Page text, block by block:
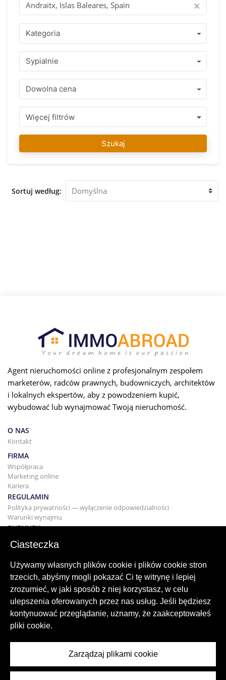
chwili, jeśli masz pytania. Znalezienie Twojego
wymarzonego domu to nasza pasja! Dlaczego warto kupić
poprzez IMMO Abroad? Skorzystaj z ponad 15-letnegodo
świadczenia z zespołem specjalistow, którzy mówią w
Twoim języku i swietnie znaja zasady i reguły obowiązujące
w kraju, w którym chcesz kupić swó nieruchomość. Zakres
zadbanych nieruchomość w Andraitx, Islas Baleares, Spain
lub w bezpośredniej okolicy z uczciwą porada prfesjonalisty
gwarantuje podjecie prawidlowej decyzji. Po znalezieniu
swojego ulubionego nieruchomość można na nas liczyć aby
zakupic posiadlos, w trakcie calego procesu i także długo po
tym, mozemy Państwu pomóc w razie potrzeby. Nasz zespół
IMMO Abroad życzy dużo zabawy w znalezieniu swojego
ulubionego nieruchomość w Andraitx, Islas Baleares, Spain.
który został przez Ciebie wybrany.
Kategoria
Sypialnie
Dowolna cena
Więcej filtrów
Szukaj
Sortuj według:
Agent nieruchomości online z profesjonalnym zespołem
marketerów, radców prawnych, budowniczych, architektów
i lokalnych ekspertów, aby z powodzeniem kupić,
wybudować lub wynajmować Twoją nieruchomość.
O NAS
Kontakt
FIRMA
Współpraca
Marketing online
Kariera
REGULAMIN
Polityka prywatności — wyłączenie odpowiedzialności
Warunki wynajmu
BUDYNEK
Projektowanie
Kupowanie domu
Sprzedaż
Usługa wyszukiwania
BLOG
Blog
Regiony na całym świecie
Ciasteczka
Używamy własnych plików cookie i plików cookie stron
trzecich, abyśmy mogli pokazać Ci tę witrynę i lepiej
zrozumieć, w jaki sposób z niej korzystasz, w celu
ulepszenia oferowanych przez nas usług. Jeśli będziesz
kontynuować przeglądanie, uznamy, że zaakceptowałeś
pliki cookie.
Zarządzaj plikami cookie